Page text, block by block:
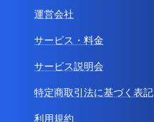
運営会社
サービス・料金
サービス説明会
特定商取引法に基づく表記
利用規約